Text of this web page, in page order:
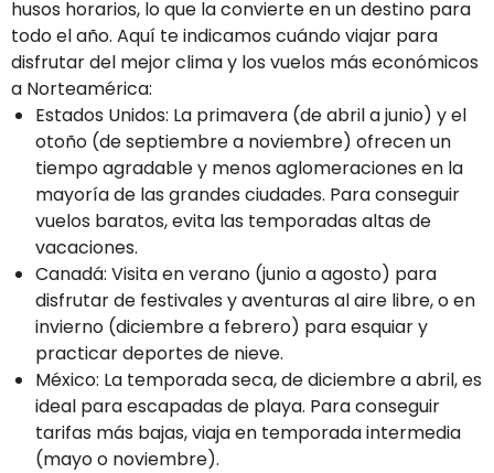
husos horarios, lo que la convierte en un destino para
todo el año. Aquí te indicamos cuándo viajar para
disfrutar del mejor clima y los vuelos más económicos
a Norteamérica:
Estados Unidos: La primavera (de abril a junio) y el
otoño (de septiembre a noviembre) ofrecen un
tiempo agradable y menos aglomeraciones en la
mayoría de las grandes ciudades. Para conseguir
vuelos baratos, evita las temporadas altas de
vacaciones.
Canadá: Visita en verano (junio a agosto) para
disfrutar de festivales y aventuras al aire libre, o en
invierno (diciembre a febrero) para esquiar y
practicar deportes de nieve.
México: La temporada seca, de diciembre a abril, es
ideal para escapadas de playa. Para conseguir
tarifas más bajas, viaja en temporada intermedia
(mayo o noviembre).